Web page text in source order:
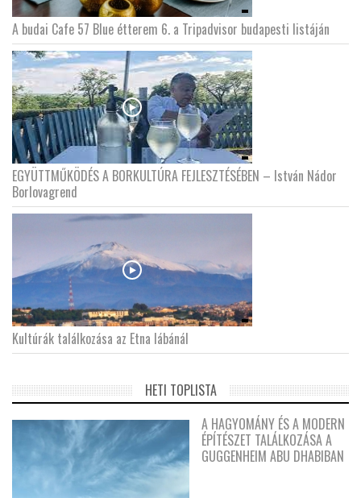
A budai Cafe 57 Blue étterem 6. a Tripadvisor budapesti listáján
EGYÜTTMŰKÖDÉS A BORKULTÚRA FEJLESZTÉSÉBEN – István Nádor
Borlovagrend
Kultúrák találkozása az Etna lábánál
HETI TOPLISTA
A HAGYOMÁNY ÉS A MODERN
ÉPÍTÉSZET TALÁLKOZÁSA A
GUGGENHEIM ABU DHABIBAN